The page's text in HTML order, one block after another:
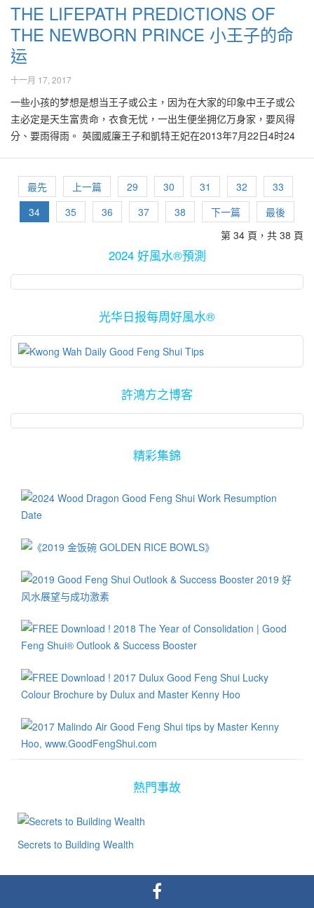
区如印尼，以及东方地区如中国、印度、日本。气象与天灾固然难
以改变，希望人祸能尽量被降低，因此各国社会领袖必须用智慧处
理以及防范之，以免雪上加霜。 2013年又见通货膨胀，人民怨声四
起。期望当局能够有效控制通膨效应，民怨逐渐减低，不然连锁反
应会为社会带来无数挑战。 2013年里经济状况在第二季后才逐渐变
得更好，亚洲的积极复苏步伐，尤其令欧美各国羡慕不已。2013年
带来变化多端的局势，重新洗牌后，将对应运而强势崛起的中国、
印度、甚至一些非洲国家的经济动力，带来无数商机。当今大家都
真正看到尤其是中国对世界经济的影响，它将继续在2013蛇年里，
引领世界经济趋向正面的发展。 此年大多数人更注重健康保健。流
年气象影响头部、肝脏、肠胃、肾脏、呼吸系统、肿瘤等疾，那些
有此类潜伏性隐忧的人必须多加保养，注意起居饮食。 此年里在公
司或屋子的西南部位，涂上米白色或淺藍色系列的色彩与摆设,避免
红色或黄色，可以帮助减低上述健康风险。 2013 癸巳蛇年的五黄凶
北方位。此二方位全年宜静不宜动，避免在居住当中的家居此二方
位，大事装修或改造，如难以避免则必须择吉日进行。 此年里在公
议在此方位涂上蓝色或白色系列为主的色彩与摆设。 由于四绿文昌
青绿色系列为主的色彩,或摆设文昌笔，能增强全年之文昌气息，招
引贵人，也能提升孩子的读书运与考取佳绩，并且也可以大家的工
其是大门向南、北以及东北的屋子或公司，喜事重重，可喜可贺。
从好风水的角度来探讨，在适当的方位涂上适当的颜色漆料或墙
纸，可以为公司或家居带来新气息，帮助增强运势，趋吉避凶。
2013 的年度好风水幸运颜色是紫蓝色。明亮又有正能量的紫蓝色，
有如晨雾与朝露，洗涤与复新人们的身、心、灵，开启更美好的未
北、西北或西方，涂上一片紫蓝色的主题墙，或摆设以紫蓝色为主
的装饰品，能激活正能量与好运势，帮助提升健康、财运、和谐与
利、好风好水、万事胜意！
永远都处于上好风水条件或环境的地方。 是的，风水的气场其实是
不时都在转动、互相替换的。比如说，在风水的气场分布里，当下
的8运始于阳历2004年到2023年。在此段处于艮卦20年里，东北方
旺人丁、西南方旺财运。尤其是东北方位的地区，在此20年里，英
雄出少年，纷纷涌现很多年少、聪明的男性成功创业或企业家。因
此不少在东北与西南方位的地区与国家如韩国、台湾、印尼等地，
自2004年开始蓬勃发展、国强民富。 虽然九运是在2024才打开序
幕，其实在进入2013年的当儿，9运的影响力已经开始渐渐涌现了。
加坡、印尼雅加达，甚至澳洲等地，无论政经文教等皆欣欣向荣，
百花齐放！ 无论国内或国外，尤其是大马处于亚洲的南方地带，在
此段8运转入9运的过渡与蜕变的时机里，尤其是在此年里开始涌现
有无数契机, 在渐渐由8运步入9运的当儿，向南的屋子旺人丁，向北
的屋子旺财富。大马的屋业在近年里蓬勃发展，由于大马的天气炎
期间，大马有很多的居家都会得到旺丁或旺财的好风水效益！因此
理政策，理应能够顺利达到目标。 在此时此刻，尤其是国家领袖们
必须好好调整步伐与提升治国方针，才能把握机会，以免让一些在
以往落后与我国的周边国家迎头赶上，最后坐失良机以及变成望尘
莫及！
一些“马后炮”的人，甚至振振有词地说，应该是相关的祖坟风水产生
负面影响！？ 有人说，祖坟在那儿已经几十年了，一直以来的都相
安无事，风水应该是还可以吧？难道一发生不幸事故，就赖在祖坟
绝对无法对此不幸事故下任何有关风水的评论。其实世上有很多事
故的发生，无论是好是坏，未是每一样都牵涉到风水的因数。然而
站在趋吉避凶的大前提来看，当有所选择时，当然尽量达到基本的
好风水要求。 一般上来说，如果家人连连发生不幸事故，也许可以
考虑勘察祖坟风水。由于大家多有依据在清明时节扫墓的传统习
立建筑物的尖角、电讯高塔、路冲等各种形煞；或者墓碑上有否龟
裂、褪色、缺角、坟墓前后、堂前有无积水等状况。如果有此累现
象，则必须尽快处理之。 有一些坟墓或者屋子，在过去的几十年来
皆相安无事，亡者安息主怀，居者平安健康。然而在附近地区近年
的新晋发展，可能改变或增加了一些新的道路，建筑物等，也有可
能会带来一些意想不到的负面影响！比如说，被建造在坟山前方、
极高的电讯塔，对一些坟墓的后人，也许会带来一些负面的因素。
气，以及隔开对岸的一些负面元素，因此此类地段往往是上上之
选。 高明的风水大师在阴宅的分析、处理以及判断的过程里，必须
仔细分析墓碑的坐向、来龙、去水、收山、出煞，出水口等元素，
的分析与解剖，其实可以发现一些在未来可能会发生之厄运的蛛丝
他们趋吉避凶！ 上好风水的处理方案，应该是着重于趋吉避凶的方
常识，能够帮助避免选择风水不佳的单位，以免在往后可能遭受到
低罪案事件。 笔者在最近读到有关一位资深的美国罪案防范专家指
出，由於人与人之间的关系与互动愈加密切，导致人们容易暴露在
罪案的风险里，进而变得更加脆弱。他甚至说：“世界上再也没有任
何可以说是安全的地方了！” 有人问笔者在装修或建筑屋子时，可否
使用好风水技法来加强家园的保安，减低暴露在罪案的风险？ 先不
谈风水之道，在能力范围以内，在屋内外应该安装防盗系统以及电
眼与闭路电视，几乎是家家户户都必备防止罪犯的基本条件。 家居
的建筑与装修里，防范盗贼的最基本措施是有围墙，以避免盗贼容
欠佳了！围墙过高反而引起与外界隔离，与邻居互不往来，万一在
发生事故时，无法及时得到援手，是不太好的设计。 古人在觅吉地
建城时，讲究好风水的基本条件，即必须符合“枕山面水，前要有
照、后要有靠，两边要有小山抱”。有如此的外围风水元素，大体上
来讲已经能够聚集吉气。然而在趋吉的当儿，也必须考虑到避凶的
因素。避凶，不单只是抵防外敌，当然也包挂防范盗贼的侵害，比
荷枪实弹的歹徒来说，似乎已不管用了！ 2013年蛇年的东方为有三
碧禄存星。三碧禄存星，五行属木，颜色为青绿色，后天八卦位在
正东方之震宫。在八运（即2004年至2023年间）三碧星属于失令，
即并无正面之效应。因此此三碧星所到达的方位为“官符位”，容易招
妻，此星易招脓血之病，手足头部肝胆之病症。 由于当前为八运，
三碧星失令，因此此星所到之处，必有盗贼偷窃事故。因此在今年
盗贼抢劫等事故。或被盗贼所劫，常有手足之伤，或与他人争斗而
红色的物件或摆设品，能够降低有关的负面影响。向东的大门，可
以在大门上挂如新居入伙般的红布，或放一红色抹脚布，能简易地
外摆设或种植许多青绿色的摆设品或植物。然而由于此年的三碧星
降临在东方位，必须避免放置或种植过多的青绿色物件或植物，以
免增强三碧星之负面影响。 许多人误以为三碧星与三煞相同，在风
水上的调整得不对，甚至可能引起反效果。2013年的正三煞方在东
北方的寅位、东方的卯位以及东南方的辰位，此三方不可修造，以
免愈加招引灾害！ 如果在自己住宅外的东方有建筑地盘，天天挖地
或敲打，此情形称为犯三煞，可能导致家人轻则伤病，严重者则有
人命事故！ 其实风水之道，讲究的是如何了解五行相生相克，并达
到五行平衡的境界。古风水学有云︰”三煞位宜向不宜坐。”三煞位固
然有大害，即坐在三煞位会有厄运，但只要向着三煞而坐，反而便
能反败为胜，催吉并增旺财气，因此在此年里，办公事时面向东方
而坐，能够招引吉气、增强财运。
THE LIFEPATH PREDICTIONS OF
THE NEWBORN PRINCE 小王子的命
运
十一月 17, 2017
一些小孩的梦想是想当王子或公主，因为在大家的印象中王子或公
主必定是天生富贵命，衣食无忧，一出生便坐拥亿万身家，要风得
分、要雨得雨。 英國威廉王子和凱特王妃在2013年7月22日4时24
癸 壬 辛 字 寅 丑 未 巳 午 巳 辰 卯 寅 丑 子 亥 运 火 火 土 木 木 土
水 水 根据小王子的八字分析，他的天资很聪明，富有无限创意，所
以常常满脑子都是超出异想的怪点子。由于性格叛逆，思维反传
统，故在一般人的眼中，他像是不乖话的孩子。有王室血統的他性
格强烈、叛逆、极有主见、有完美主义。由于這他的性格很強烈，
岁之间，必须需注意身体健康。由16岁起，运气逐渐转好…
最先 上一篇 29 30 31 32
33
34
35 36 37 38 下一篇
最後
第 34 頁，共 38 頁
2024 好風水®預測
光华日报每周好風水®
許鴻方之博客
精彩集錦
熱門事故
Secrets to Building Wealth